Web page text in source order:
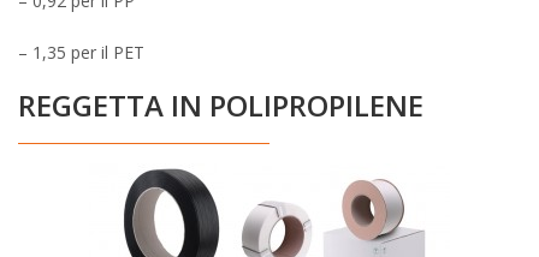
– 1,35 per il PET
REGGETTA IN POLIPROPILENE